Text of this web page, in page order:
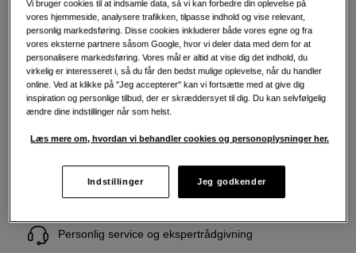
249 DKK
Antal
Læg i indkøbskurv
Fri fragt ved køb over 500 kr.
30 dages returret
Personlig service og ekspertrådgivning
Vi bruger cookies til at indsamle data, så vi kan forbedre din oplevelse på
vores hjemmeside, analysere trafikken, tilpasse indhold og vise relevant,
personlig markedsføring. Disse cookies inkluderer både vores egne og fra
vores eksterne partnere såsom Google, hvor vi deler data med dem for at
personalisere markedsføring. Vores mål er altid at vise dig det indhold, du
virkelig er interesseret i, så du får den bedst mulige oplevelse, når du handler
online. Ved at klikke på "Jeg accepterer" kan vi fortsætte med at give dig
inspiration og personlige tilbud, der er skræddersyet til dig. Du kan selvfølgelig
ændre dine indstillinger når som helst.
Læs mere om, hvordan vi behandler cookies og personoplysninger her.
Indstillinger Jeg godkender